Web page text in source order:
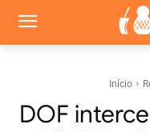
Início
DOF